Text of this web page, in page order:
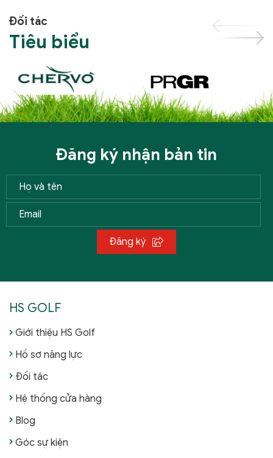
Đối tác
Tiêu biểu
Đăng ký nhận bản tin
Đăng ký
HS GOLF
Giới thiệu HS Golf
Hồ sơ năng lực
Đối tác
Hệ thống cửa hàng
Blog
Góc sự kiện